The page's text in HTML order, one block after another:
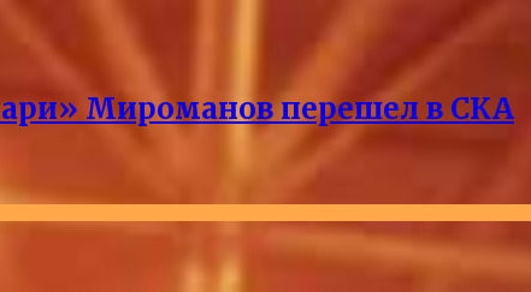
Мироманов перешел в СКА